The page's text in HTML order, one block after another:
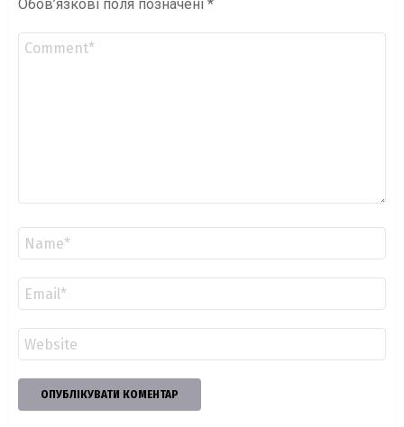
Обов’язкові поля позначені *
Коментар